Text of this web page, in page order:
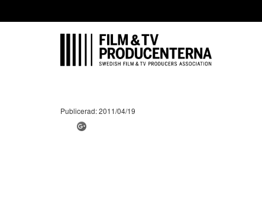
Publicerad: 2011/04/19